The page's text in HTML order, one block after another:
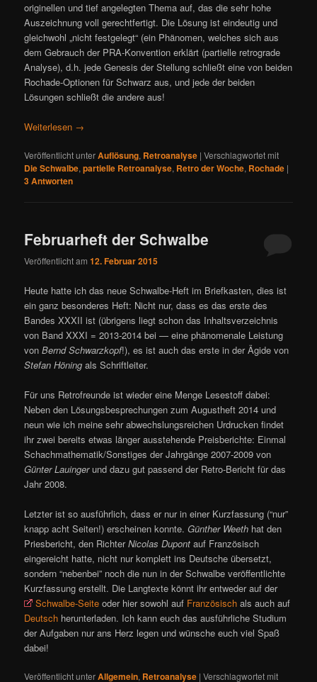
originellen und tief angelegten Thema auf, das die sehr hohe
Auszeichnung voll gerechtfertigt. Die Lösung ist eindeutig und
gleichwohl „nicht festgelegt“ (ein Phänomen, welches sich aus
dem Gebrauch der PRA-Konvention erklärt (partielle retrograde
Analyse), d.h. jede Genesis der Stellung schließt eine von beiden
Rochade-Optionen für Schwarz aus, und jede der beiden
Lösungen schließt die andere aus!
Weiterlesen →
Veröffentlicht unterAuflösung, Retroanalyse |Verschlagwortet mit
Die Schwalbe,partielle Retroanalyse, Retro der Woche, Rochade |
3Antworten
Februarheft der Schwalbe
Veröffentlicht am12. Februar 2015
Heute hatte ich das neue Schwalbe-Heft im Briefkasten, dies ist
ein ganz besonderes Heft: Nicht nur, dass es das erste des
Bandes XXXII ist (übrigens liegt schon das Inhaltsverzeichnis
von Band XXXI = 2013-2014 bei — eine phänomenale Leistung
vonBernd Schwarzkopf!), es ist auch das erste in der Ägide von
Stefan Höning als Schriftleiter.
Für uns Retrofreunde ist wieder eine Menge Lesestoff dabei:
Neben den Lösungsbesprechungen zum Augustheft 2014 und
neun wie ich meine sehr abwechslungsreichen Urdrucken findet
ihr zwei bereits etwas länger ausstehende Preisberichte: Einmal
Schachmathematik/Sonstiges der Jahrgänge 2007-2009 von
Günter Lauingerund dazu gut passend der Retro-Bericht für das
Jahr 2008.
Letzter ist so ausführlich, dass er nur in einer Kurzfassung (“nur”
knapp acht Seiten!) erscheinen konnte.Günther Weeth hat den
Priesbericht, den RichterNicolas Dupont auf Französisch
eingereicht hatte, nicht nur komplett ins Deutsche übersetzt,
sondern “nebenbei” noch die nun in der Schwalbe veröffentlichte
Kurzfassung erstellt. Die Langtexte könnt ihr entweder auf der
Schwalbe-Seite oder hier sowohl auf Französisch als auch auf
Deutsch herunterladen. Ich kann euch das ausführliche Studium
der Aufgaben nur ans Herz legen und wünsche euch viel Spaß
dabei!
Veröffentlicht unterAllgemein, Retroanalyse |Verschlagwortet mit